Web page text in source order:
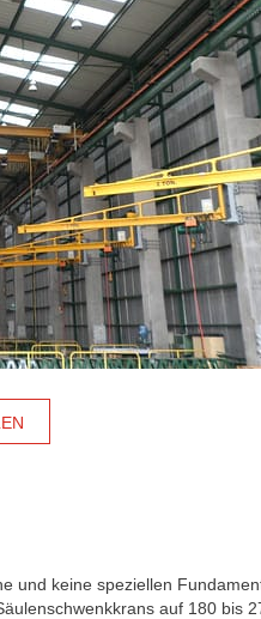
und keine speziellen
auf 180 bis